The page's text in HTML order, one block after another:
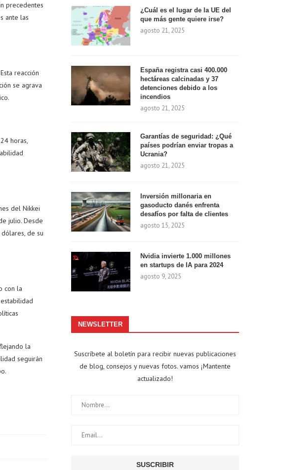
precedentes
ante las
reacción
se agrava
horas,
del Nikkei
julio. Desde
de su
con la
la
seguirán
¿Cuál es el lugar de la UE del
que más gente quiere irse?
agosto 21, 2025
España registra casi 400.000
hectáreas calcinadas y 37
detenciones debido a los
incendios
agosto 21, 2025
Garantías de seguridad: ¿Qué
países podrían enviar tropas a
Ucrania?
agosto 21, 2025
Inversión millonaria en
gasoducto danés enfrenta
desafíos por falta de clientes
agosto 15, 2025
Nvidia invierte 1.000 millones
en startups de IA para 2024
agosto 9, 2025
NEWSLETTER
Suscríbete al boletín para recibir nuevas publicaciones
de blog, consejos y nuevas fotos. vamos ¡Mantente
actualizado!